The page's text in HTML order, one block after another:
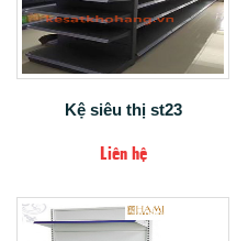
Kệ siêu thị st23
Liên hệ